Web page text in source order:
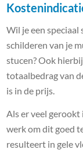
Wil je een
schilderen van je
stucen? Ook
totaalbedrag van
is in de prijs.
Als er veel gerookt
werk om dit goed
resulteert in gele